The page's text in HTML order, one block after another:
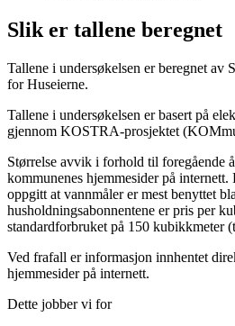
Slik er tallene beregnet
Tallene i undersøkelsen er beregnet av
for Huseierne.
Tallene i undersøkelsen er basert på
gjennom KOSTRA-prosjektet
Størrelse avvik i forhold til foregående
kommunenes hjemmesider på
oppgitt at vannmåler er mest benyttet
husholdningsabonnentene er pris per
standardforbruket på 150 kubikkmeter
Ved frafall er informasjon innhentet
hjemmesider på internett.
Dette jobber vi for